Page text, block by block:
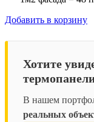
Добавить в корзину
Хотите
В нашем
реальных